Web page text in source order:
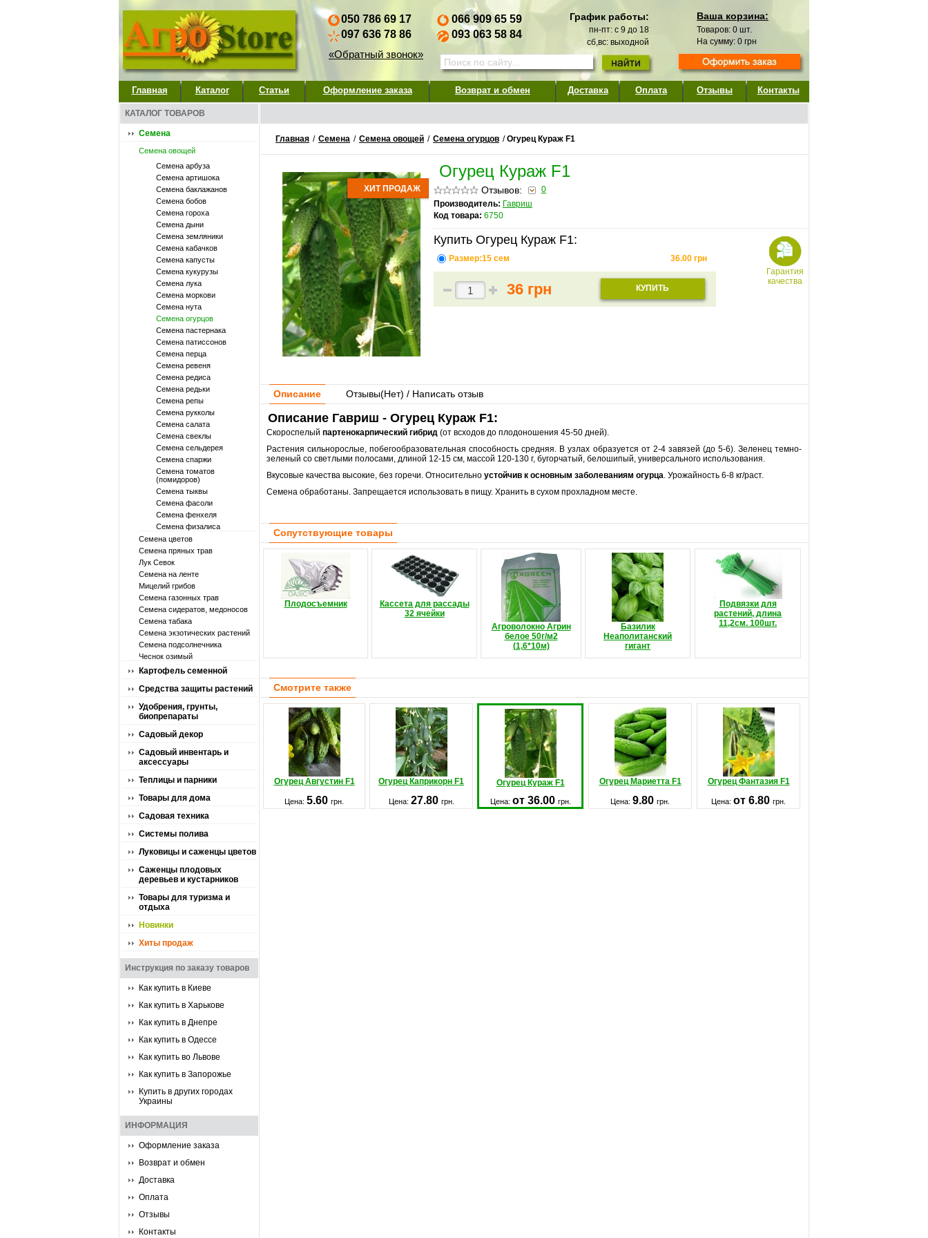
050 786 69 17
097 636 78 86
«Обратный звонок»
066 909 65 59
093 063 58 84
График работы:
пн-пт: с 9 до 18
сб,вс: выходной
Ваша корзина:
Товаров: 0 шт.
На сумму: 0 грн
Главная Каталог Статьи Оформление заказа Возврат и обмен Доставка Оплата Отзывы Контакты
КАТАЛОГ ТОВАРОВ
Семена
Семена овощей
Семена арбуза
Семена артишока
Семена баклажанов
Семена бобов
Семена гороха
Семена дыни
Семена земляники
Семена кабачков
Семена капусты
Семена кукурузы
Семена лука
Семена моркови
Семена нута
Семена огурцов
Семена пастернака
Семена патиссонов
Семена перца
Семена ревеня
Семена редиса
Семена редьки
Семена репы
Семена рукколы
Семена салата
Семена свеклы
Семена сельдерея
Семена спаржи
Семена томатов
(помидоров)
Семена тыквы
Семена фасоли
Семена фенхеля
Семена физалиса
Семена цветов
Семена пряных трав
Лук Севок
Семена на ленте
Мицелий грибов
Семена газонных трав
Семена сидератов, медоносов
Семена табака
Семена экзотических растений
Семена подсолнечника
Чеснок озимый
Картофель семенной
Средства защиты растений
Удобрения, грунты,
биопрепараты
Садовый декор
Садовый инвентарь и
аксессуары
Теплицы и парники
Товары для дома
Садовая техника
Системы полива
Луковицы и саженцы цветов
Саженцы плодовых
деревьев и кустарников
Товары для туризма и
отдыха
Новинки
Хиты продаж
Инструкция по заказу товаров
Как купить в Киеве
Как купить в Харькове
Как купить в Днепре
Как купить в Одессе
Как купить во Львове
Как купить в Запорожье
Купить в других городах
Украины
ИНФОРМАЦИЯ
Оформление заказа
Возврат и обмен
Доставка
Оплата
Отзывы
Контакты
Главная / Семена / Семена овощей / Семена огурцов /Огурец Кураж F1
ХИТ ПРОДАЖ
Огурец Кураж F1
Отзывов:
0
Производитель: Гавриш
Код товара: 6750
Купить Огурец Кураж F1:
Размер:15 сем 36.00 грн
36 грн КУПИТЬ
Гарантия
качества
Описание Отзывы(Нет) / Написать отзыв
Описание Гавриш - Огурец Кураж F1:
Скороспелый партенокарпический гибрид (от всходов до плодоношения 45-50 дней).
Растения сильнорослые, побегообразовательная способность средняя. В узлах образуется от 2-4 завязей (до 5-6). Зеленец темно-
зеленый со светлыми полосами, длиной 12-15 см, массой 120-130 г, бугорчатый, белошипый, универсального использования.
Вкусовые качества высокие, без горечи. Относительно устойчив к основным заболеваниям огурца. Урожайность 6-8 кг/раст.
Семена обработаны. Запрещается использовать в пищу. Хранить в сухом прохладном месте.
Сопутствующие товары
Плодосъемник
Кассета для рассады
32 ячейки
Агроволокно Агрин
белое 50г/м2
(1,6*10м)
Базилик
Неаполитанский
гигант
Подвязки для
растений, длина
11,2см. 100шт.
Смотрите также
Огурец Августин F1 Огурец Каприкорн F1 Огурец Кураж F1 Огурец Мариетта F1 Огурец Фантазия F1
Цена: 5.60 грн. Цена: 27.80 грн. Цена: от 36.00 грн. Цена: 9.80 грн. Цена: от 6.80 грн.